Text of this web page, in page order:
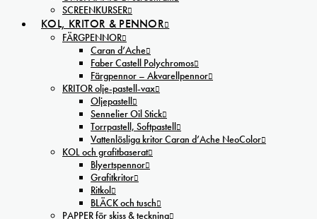
SCREENKURSER
KOL, KRITOR & PENNOR
FÄRGPENNOR
Caran d’Ache
Faber Castell Polychromos
Färgpennor – Akvarellpennor
KRITOR olje-pastell-vax
Oljepastell
Sennelier Oil Stick
Torrpastell, Softpastell
Vattenlösliga kritor Caran d’Ache NeoColor
KOL och grafitbaserat
Blyertspennor
Grafitkritor
Ritkol
BLÄCK och tusch
PAPPER för skiss & teckning